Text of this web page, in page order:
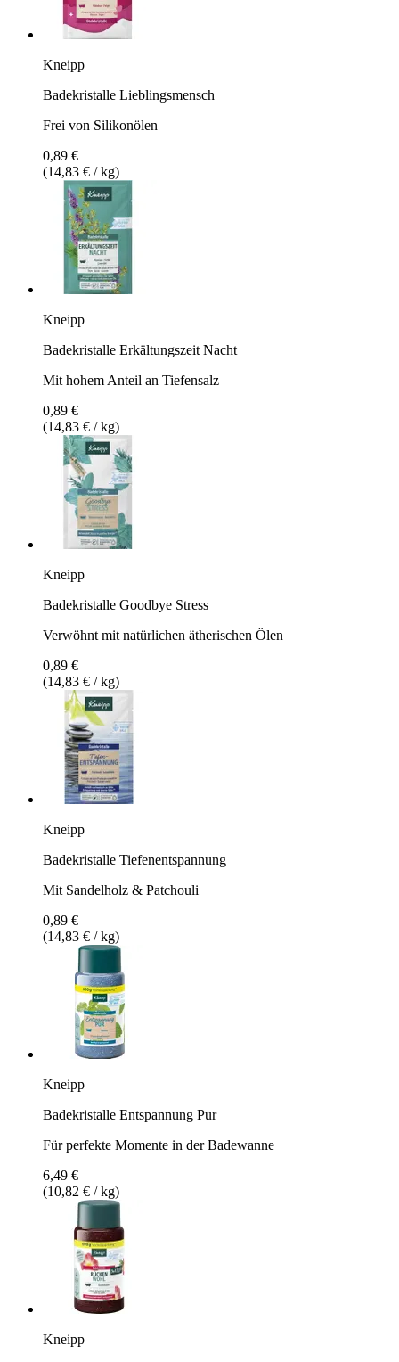
Kneipp
Badekristalle Lieblingsmensch
Frei von Silikonölen
0,89 €
(14,83 € / kg)
Kneipp
Badekristalle Erkältungszeit Nacht
Mit hohem Anteil an Tiefensalz
0,89 €
(14,83 € / kg)
Kneipp
Badekristalle Goodbye Stress
Verwöhnt mit natürlichen ätherischen Ölen
0,89 €
(14,83 € / kg)
Kneipp
Badekristalle Tiefenentspannung
Mit Sandelholz & Patchouli
0,89 €
(14,83 € / kg)
Kneipp
Badekristalle Entspannung Pur
Für perfekte Momente in der Badewanne
6,49 €
(10,82 € / kg)
Kneipp